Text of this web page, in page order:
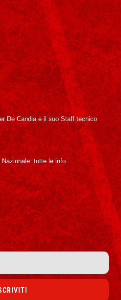
De Candia e il suo Staff tecnico
tutte le info